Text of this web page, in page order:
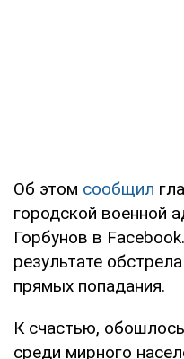
Об этом сообщил
городской военной
Горбунов в
результате
прямых попадания.
К счастью,
среди мирного